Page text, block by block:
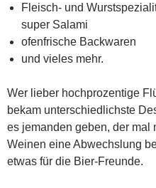
Fleisch- und
super Salami
ofenfrische Backwaren
und vieles mehr.
Wer lieber hochprozentige
bekam unterschiedlichste
es jemanden geben, der mal
Weinen eine Abwechslung
etwas für die Bier-Freunde.